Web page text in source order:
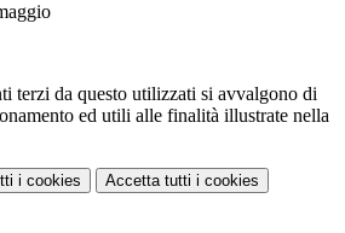
terzi da questo utilizzati si avvalgono di
ed utili alle finalità illustrate nella
i cookies Accetta tutti i cookies